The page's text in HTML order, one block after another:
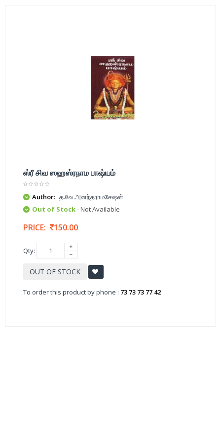
ஸ்ரீ சிவ ஸஹஸ்ரநாம பாஷ்யம்
Author: த.வே.அனந்தராமசேஷன்
Out of Stock- Not Available
PRICE: 150.00
Qty:
OUT OF STOCK
To order this product by phone : 73 73 73 77 42